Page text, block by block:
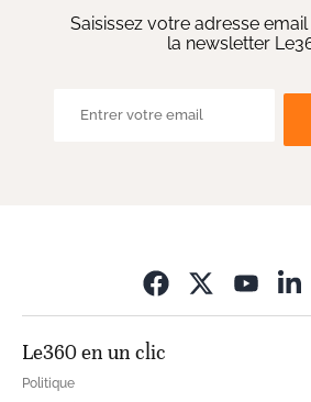
Saisissez votre adresse
la newsletter
Le360 en un clic
Politique